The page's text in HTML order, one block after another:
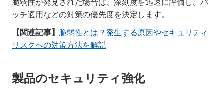
脆弱性が発見された場合は、深刻度を迅速に評価し、パ
ッチ適用などの対策の優先度を決定します。
【関連記事】 脆弱性とは？発生する原因やセキュリティ
リスクへの対策方法を解説
製品のセキュリティ強化